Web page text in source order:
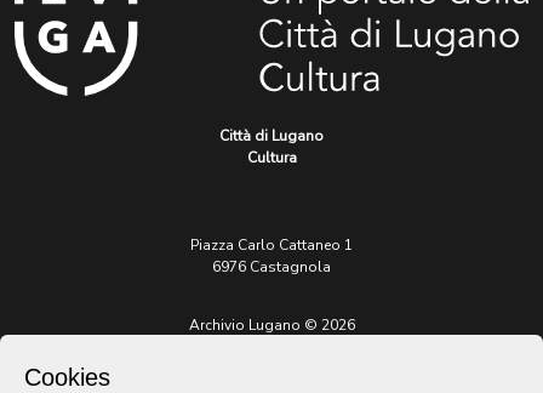
Città di Lugano
Cultura
Piazza Carlo Cattaneo 1
6976 Castagnola
Archivio Lugano © 2026
Cookies